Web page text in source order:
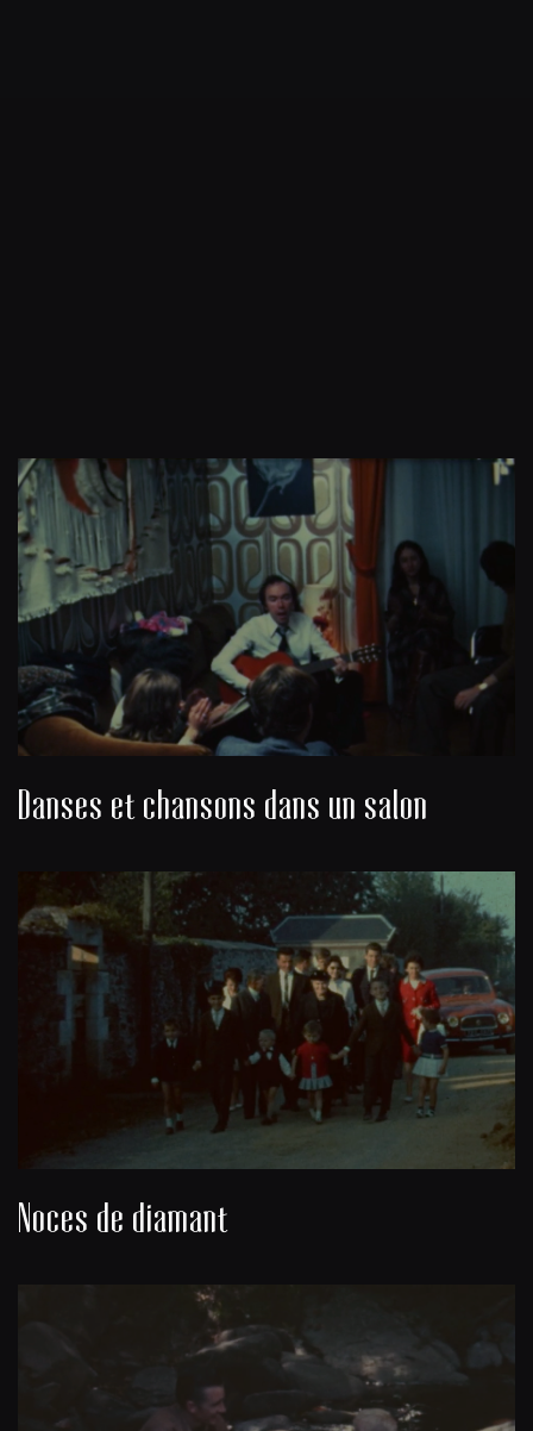
Danses et chansons dans un salon
Noces de diamant